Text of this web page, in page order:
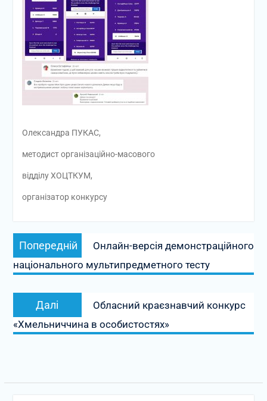
Олександра ПУКАС,
методист організаційно-масового
відділу ХОЦТКУМ,
організатор конкурсу
Навігація
записів
Попередній
запис:
Онлайн-версія демонстраційного
національного мультипредметного тесту
Далі
Наступний
запис:
Обласний краєзнавчий конкурс
«Хмельниччина в особистостях»